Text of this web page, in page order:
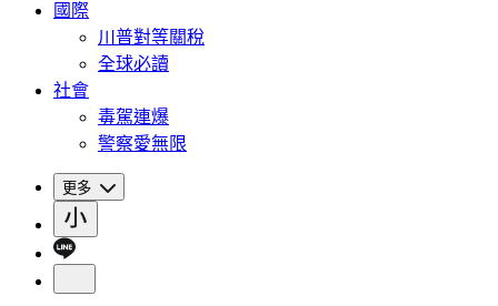
國際
川普對等關稅
全球必讀
社會
毒駕連爆
警察愛無限
更多